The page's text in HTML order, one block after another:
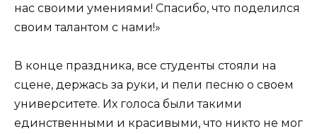
нас своими умениями! Спасибо, что поделился
своим талантом с нами!»
В конце праздника, все студенты стояли на
сцене, держась за руки, и пели песню о своем
университете. Их голоса были такими
единственными и красивыми, что никто не мог